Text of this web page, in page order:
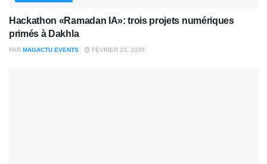
Hackathon «Ramadan IA»: trois projets numériques
primés à Dakhla
PAR MAGACTU EVENTS FÉVRIER 23, 2026